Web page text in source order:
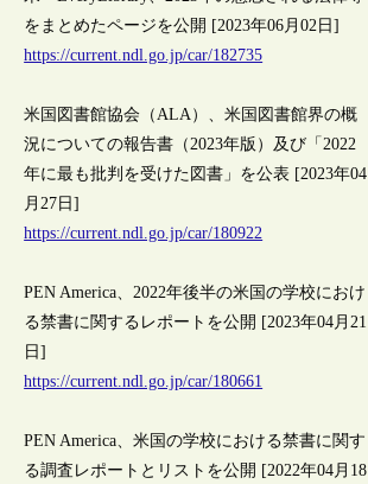
をまとめたページを公開 [2023年06月02日]
https://current.ndl.go.jp/car/182735
米国図書館協会（ALA）、米国図書館界の概
況についての報告書（2023年版）及び「2022
年に最も批判を受けた図書」を公表 [2023年04
月27日]
https://current.ndl.go.jp/car/180922
PEN America、2022年後半の米国の学校におけ
る禁書に関するレポートを公開 [2023年04月21
日]
https://current.ndl.go.jp/car/180661
PEN America、米国の学校における禁書に関す
る調査レポートとリストを公開 [2022年04月18